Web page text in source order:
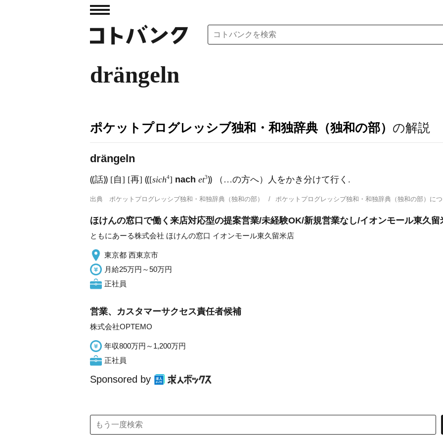
drängeln
ポケットプログレッシブ独和・和独辞典（独和の部） の解説
drängeln
⸨話⸩ [自] [再] ⸨[sich4] nach et3⸩ （…の方へ）人をかき分けて行く.
出典 ポケットプログレッシブ独和・和独辞典（独和の部） ポケットプログレッシブ独和・和独辞典（独和の部）
ほけんの窓口で働く来店対応型の提案営業/未経験OK/新規営業なし/イオンモール東久留
ともにあーる株式会社 ほけんの窓口 イオンモール東久留米店
東京都 西東京市
月給25万円～50万円
正社員
営業、カスタマーサクセス責任者候補
株式会社OPTEMO
年収800万円～1,200万円
正社員
Sponsored by